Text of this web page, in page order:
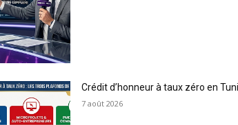
Crédit d’honneur à taux zéro en
7 août 2026